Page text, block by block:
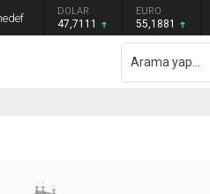
ALTIN DOLAR
47,7111
EURO
55,1881